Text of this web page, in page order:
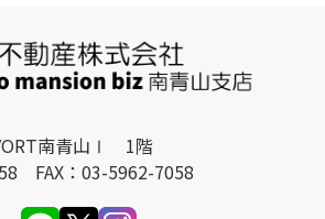
南青山Ⅰ 1階
FAX：03-5962-7058